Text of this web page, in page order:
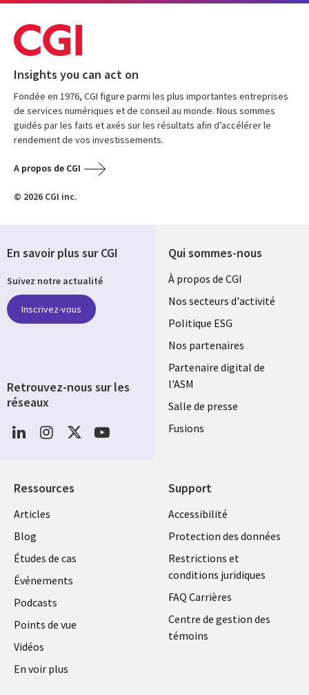
Insights you can act on
Fondée en 1976, CGI figure parmi les plus importantes entreprises
de services numériques et de conseil au monde. Nous sommes
guidés par les faits et axés sur les résultats afin d’accélérer le
rendement de vos investissements.
A propos de CGI
© 2026 CGI inc.
Qui sommes-nous
Useful
links
FRANCE
À propos de CGI
Nos secteurs d'activité
Politique ESG
Nos partenaires
Partenaire digital de
l'ASM
Salle de presse
Fusions
Ressources
Library
Links
FRANCE
Articles
Blog
Études de cas
Événements
Podcasts
Points de vue
Vidéos
En voir plus
Support
Legal
FRANCE
Accessibilité
Protection des données
Restrictions et
conditions juridiques
FAQ Carrières
Centre de gestion des
témoins
En savoir plus sur CGI
Suivez notre actualité
Inscrivez-vous
Retrouvez-nous sur les
réseaux
Social
Media